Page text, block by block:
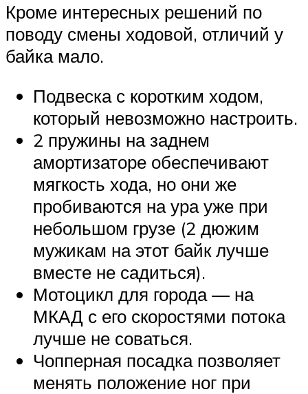
Кроме интересных решений по
поводу смены ходовой, отличий у
байка мало.
Подвеска с коротким ходом,
который невозможно настроить.
2 пружины на заднем
амортизаторе обеспечивают
мягкость хода, но они же
пробиваются на ура уже при
небольшом грузе (2 дюжим
мужикам на этот байк лучше
вместе не садиться).
Мотоцикл для города — на
МКАД с его скоростями потока
лучше не соваться.
Чопперная посадка позволяет
менять положение ног при